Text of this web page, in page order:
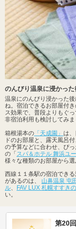
のんびり温泉に浸かった
温泉にのんびり浸かった
ね。宿泊できるお部屋付
ス効果で、普段よりもぐ
非宿泊利用も検討してみま
箱根湯本の 「天成園」 は
ドのお部屋と、露天風呂
の予算などに合わせ、ぴ
の「スパ＆ホテル 舞浜ユー
様々な種類のお部屋から選
西線１１条駅の宿泊でき
があるのは、 山鼻温泉 屯
ル、 FAV LUX 札幌すすきの
い。
第20